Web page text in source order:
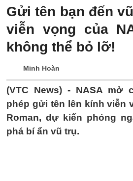
Gửi tên bạn đến
viễn vọng của
không thể bỏ lỡ!
Minh Hoàn
(VTC News) - NASA mở
phép gửi tên lên kính viễn
Roman, dự kiến phóng
phá bí ẩn vũ trụ.